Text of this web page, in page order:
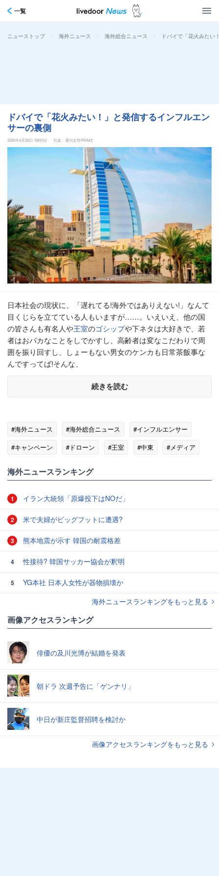
一覧
ニューストップ > 海外ニュース > 海外総合ニュース > ドバイで「花火みたい
ドバイで「花火みたい！」と発信するインフルエン
サーの裏側
2026年4月26日 16時0分 写真：週刊女性PRIME
日本社会の現状に、「遅れてる!海外ではありえない!」なんて
目くじらを立てている人もいますが……。いえいえ、他の国
の皆さんも有名人や王室のゴシップや下ネタは大好きで、若
者はおバカなことをしでかすし、高齢者は変なこだわりで周
囲を振り回すし、しょーもない男女のケンカも日常茶飯事な
んですってば!そんな、
続きを読む
#海外ニュース #海外総合ニュース
#インフルエンサー
#キャンペーン
#ドローン #王室 #中東
#メディア
海外ニュースランキング
1 イラン大統領「原爆投下はNOだ」
2 米で夫婦がビッグフットに遭遇?
3 熊本地震が示す 韓国の耐震格差
4 性接待? 韓国サッカー協会が釈明
5
YG本社 日本人女性が器物損壊か
海外ニュースランキングをもっと見る
画像アクセスランキング
俳優の及川光博が結婚を発表
朝ドラ 次週予告に「ゲンナリ」
中日が新庄監督招聘を検討か
画像アクセスランキングをもっと見る